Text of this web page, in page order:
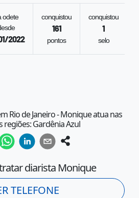
odete
2022
conquistou
161
pontos
conquistou
1
selo
Rio de Janeiro - Monique atua nas
regiões: Gardênia Azul
diarista Monique
TELEFONE